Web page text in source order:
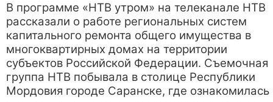
В программе «НТВ утром» на телеканале НТВ
рассказали о работе региональных систем
капитального ремонта общего имущества в
многоквартирных домах на территории
субъектов Российской Федерации. Съемочная
группа НТВ побывала в столице Республики
Мордовия городе Саранске, где ознакомилась